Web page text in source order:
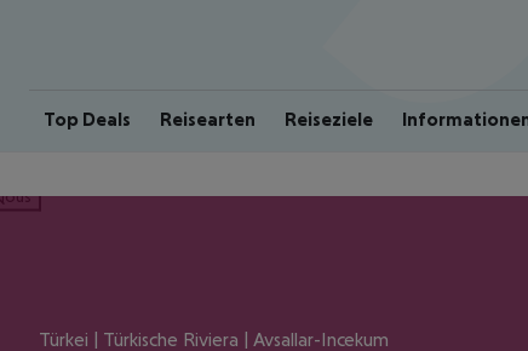
Top Deals Reisearten Reiseziele
Türkei | Türkische Riviera | Avsallar-Incekum